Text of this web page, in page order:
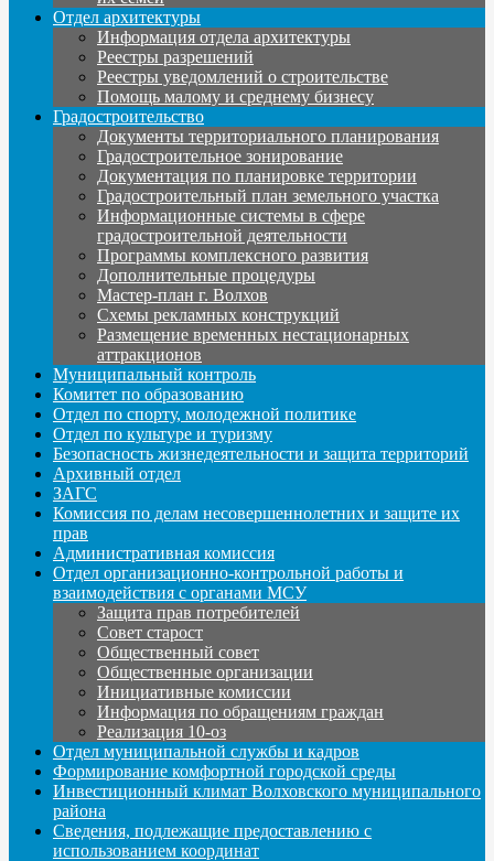
Отдел архитектуры
Информация отдела архитектуры
Реестры разрешений
Реестры уведомлений о строительстве
Помощь малому и среднему бизнесу
Градостроительство
Документы территориального планирования
Градостроительное зонирование
Документация по планировке территории
Градостроительный план земельного участка
Информационные системы в сфере
градостроительной деятельности
Программы комплексного развития
Дополнительные процедуры
Мастер-план г. Волхов
Схемы рекламных конструкций
Размещение временных нестационарных
аттракционов
Муниципальный контроль
Комитет по образованию
Отдел по спорту, молодежной политике
Отдел по культуре и туризму
Безопасность жизнедеятельности и защита территорий
Архивный отдел
ЗАГС
Комиссия по делам несовершеннолетних и защите их
прав
Административная комиссия
Отдел организационно-контрольной работы и
взаимодействия с органами МСУ
Защита прав потребителей
Совет старост
Общественный совет
Общественные организации
Инициативные комиссии
Информация по обращениям граждан
Реализация 10-оз
Отдел муниципальной службы и кадров
Формирование комфортной городской среды
Инвестиционный климат Волховского муниципального
района
Сведения, подлежащие предоставлению с
использованием координат